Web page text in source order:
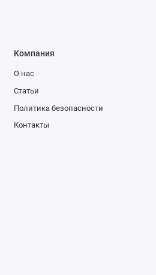
Компания
О нас
Статьи
Политика безопасности
Контакты